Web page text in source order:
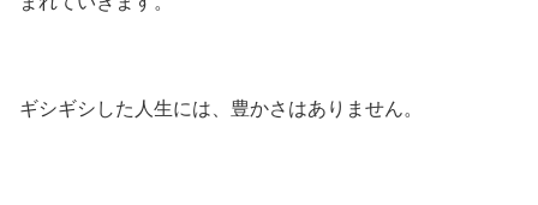
ギシギシした人生には、豊かさはありません。